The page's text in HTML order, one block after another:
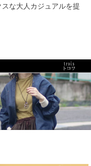
スな大人カジュアルを提